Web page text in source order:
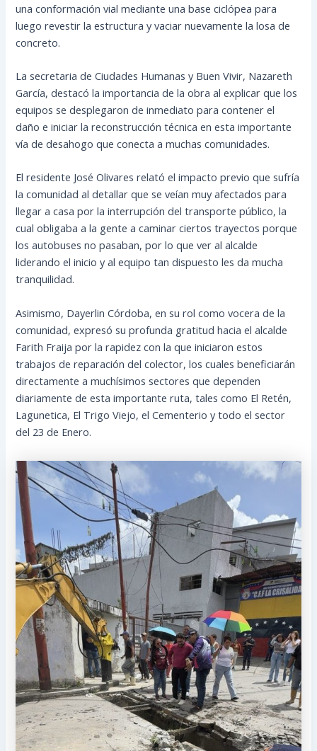
una conformación vial mediante una base ciclópea para
luego revestir la estructura y vaciar nuevamente la losa de
concreto.
La secretaria de Ciudades Humanas y Buen Vivir, Nazareth
García, destacó la importancia de la obra al explicar que los
equipos se desplegaron de inmediato para contener el
daño e iniciar la reconstrucción técnica en esta importante
vía de desahogo que conecta a muchas comunidades.
El residente José Olivares relató el impacto previo que sufría
la comunidad al detallar que se veían muy afectados para
llegar a casa por la interrupción del transporte público, la
cual obligaba a la gente a caminar ciertos trayectos porque
los autobuses no pasaban, por lo que ver al alcalde
liderando el inicio y al equipo tan dispuesto les da mucha
tranquilidad.
Asimismo, Dayerlin Córdoba, en su rol como vocera de la
comunidad, expresó su profunda gratitud hacia el alcalde
Farith Fraija por la rapidez con la que iniciaron estos
trabajos de reparación del colector, los cuales beneficiarán
directamente a muchísimos sectores que dependen
diariamente de esta importante ruta, tales como El Retén,
Lagunetica, El Trigo Viejo, el Cementerio y todo el sector
del 23 de Enero.